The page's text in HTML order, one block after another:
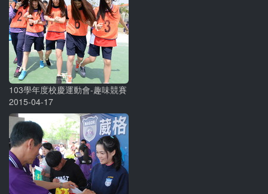
103學年度校慶運動會-趣味競賽
2015-04-17